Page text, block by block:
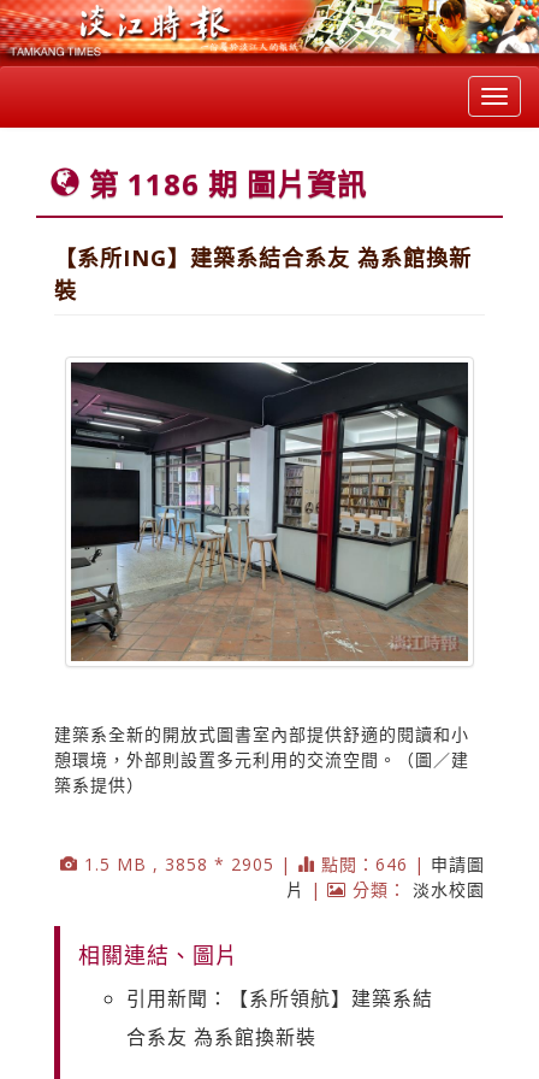
第 1186 期 圖片資訊
【系所ING】建築系結合系友 為系館換新
裝
建築系全新的開放式圖書室內部提供舒適的閱讀和小
憩環境，外部則設置多元利用的交流空間。（圖／建
築系提供）
1.5 MB , 3858 * 2905 | 點閱：646 | 申請圖
片
| 分類： 淡水校園
相關連結、圖片
引用新聞：【系所領航】建築系結
合系友 為系館換新裝